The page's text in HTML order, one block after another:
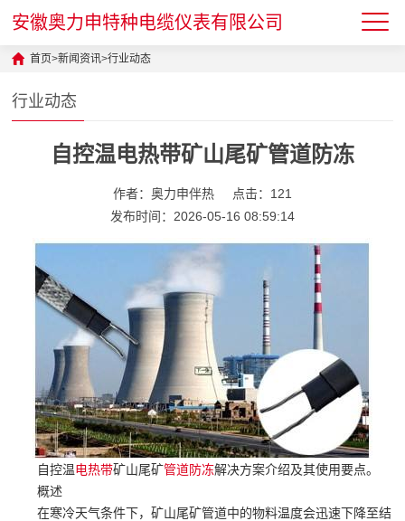
安徽奥力申特种电缆仪表有限公司
首页>新闻资讯>行业动态
行业动态
自控温电热带矿山尾矿管道防冻
作者：奥力申伴热
点击：121
发布时间：2026-05-16 08:59:14
自控温电热带矿山尾矿管道防冻解决方案介绍及其使用要点。
概述
在寒冷天气条件下，矿山尾矿管道中的物料温度会迅速下降至结